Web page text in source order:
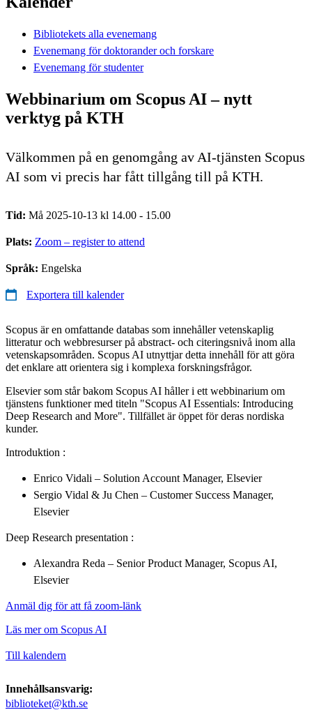
Bibliotekets alla evenemang
Evenemang för doktorander och forskare
Evenemang för studenter
Webbinarium om Scopus AI – nytt
verktyg på KTH
Välkommen på en genomgång av AI-tjänsten Scopus
AI som vi precis har fått tillgång till på KTH.
Tid: Må 2025-10-13 kl 14.00 - 15.00
Plats: Zoom – register to attend
Språk: Engelska
Exportera till kalender
Scopus är en omfattande databas som innehåller vetenskaplig
litteratur och webbresurser på abstract- och citeringsnivå inom alla
vetenskapsområden. Scopus AI utnyttjar detta innehåll för att göra
det enklare att orientera sig i komplexa forskningsfrågor.
Elsevier som står bakom Scopus AI håller i ett webbinarium om
tjänstens funktioner med titeln "Scopus AI Essentials: Introducing
Deep Research and More". Tillfället är öppet för deras nordiska
kunder.
Introduktion :
Enrico Vidali – Solution Account Manager, Elsevier
Sergio Vidal & Ju Chen – Customer Success Manager,
Elsevier
Deep Research presentation :
Alexandra Reda – Senior Product Manager, Scopus AI,
Elsevier
Anmäl dig för att få zoom-länk
Läs mer om Scopus AI
Till kalendern
Innehållsansvarig:
biblioteket@kth.se